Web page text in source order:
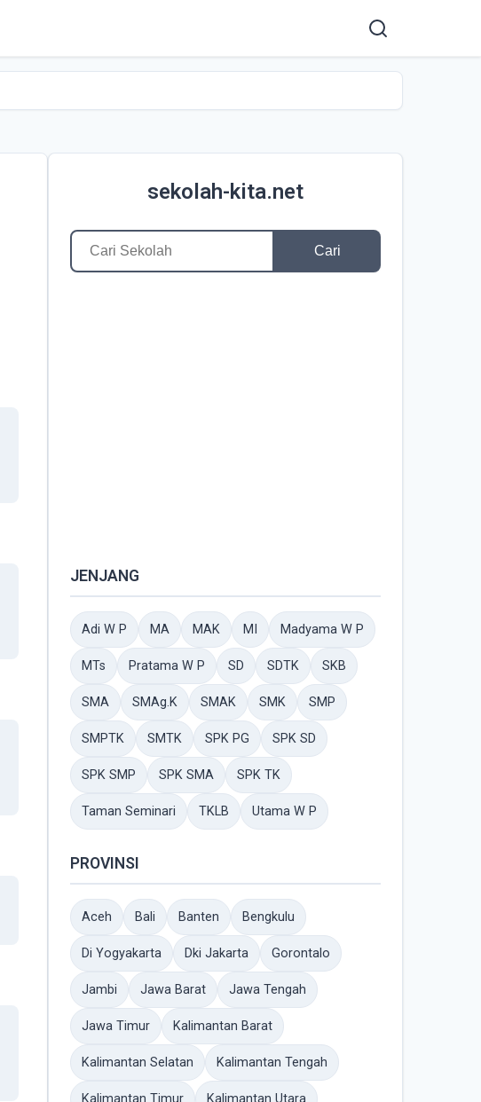
sekolah-kita.net
Cari
JENJANG
Adi W P MA MAK MI Madyama W P
MTs Pratama W P SD SDTK SKB
SMA SMAg.K SMAK SMK SMP
SMPTK SMTK SPK PG SPK SD
SPK SMP SPK SMA SPK TK
Taman Seminari TKLB Utama W P
PROVINSI
Aceh Bali Banten Bengkulu
Di Yogyakarta Dki Jakarta Gorontalo
Jambi Jawa Barat Jawa Tengah
Jawa Timur Kalimantan Barat
Kalimantan Selatan Kalimantan Tengah
Kalimantan Timur Kalimantan Utara